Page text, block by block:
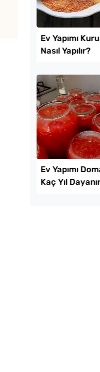
Pratik
Tarifi